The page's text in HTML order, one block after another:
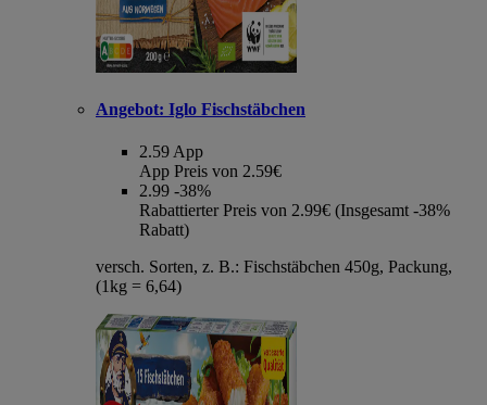
Angebot: Iglo Fischstäbchen
2.59App
App Preis von 2.59€
2.99 -38%
Rabattierter Preis von 2.99€ (Insgesamt -38%
Rabatt)
versch. Sorten, z. B.: Fischstäbchen 450g, Packung,
(1kg = 6,64)